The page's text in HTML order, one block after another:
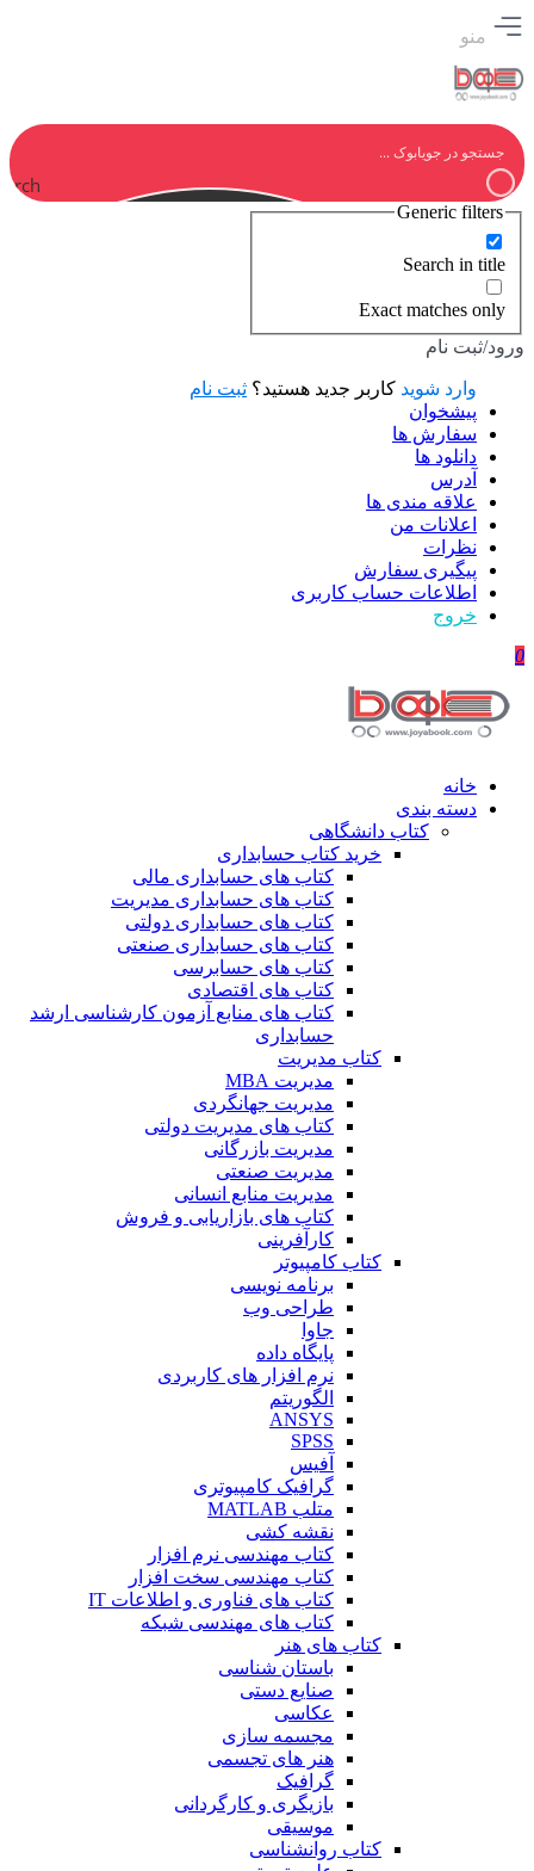
منو
Generic filters
Search in title
Exact matches only
ورود/ثبت نام
وارد شوید کاربر جدید هستید؟ ثبت نام
پیشخوان
سفارش ها
دانلود ها
آدرس
علاقه مندی ها
اعلانات من
نظرات
پیگیری سفارش
اطلاعات حساب كاربری
خروج
0
خانه
دسته بندی
کتاب دانشگاهی
خرید کتاب حسابداری
کتاب های حسابداری مالی
کتاب های حسابداری مدیریت
کتاب های حسابداری دولتی
کتاب های حسابداری صنعتی
کتاب های حسابرسی
کتاب های اقتصادی
کتاب های منابع آزمون کارشناسی ارشد
حسابداری
کتاب مدیریت
مدیریت MBA
مدیریت جهانگردی
کتاب های مدیریت دولتی
مدیریت بازرگانی
مدیریت صنعتی
مدیریت منابع انسانی
کتاب های بازاریابی و فروش
کارآفرینی
کتاب کامپیوتر
برنامه نویسی
طراحی وب
جاوا
پایگاه داده
نرم افزار های کاربردی
الگوریتم
ANSYS
SPSS
آفیس
گرافیک کامپیوتری
متلب MATLAB
نقشه کشی
کتاب مهندسی نرم افزار
کتاب مهندسی سخت افزار
کتاب های فناوری و اطلاعات IT
کتاب های مهندسی شبکه
کتاب های هنر
باستان شناسی
صنایع دستی
عکاسی
مجسمه سازی
هنر های تجسمی
گرافیک
بازیگری و کارگردانی
موسیقی
کتاب روانشناسی